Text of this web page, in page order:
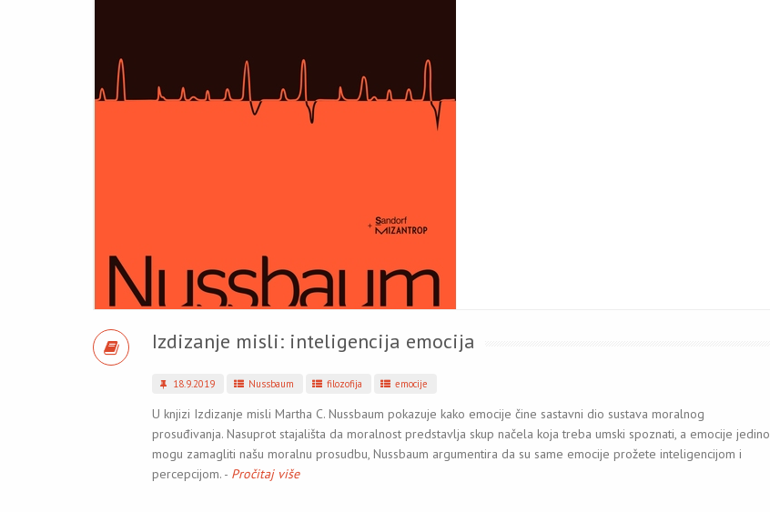
Izdizanje misli: inteligencija emocija
18.9.2019 Nussbaum filozofija emocije
U knjizi Izdizanje misli Martha C. Nussbaum pokazuje kako emocije čine sastavni dio sustava moralnog
prosuđivanja. Nasuprot stajališta da moralnost predstavlja skup načela koja treba umski spoznati, a emocije jedino
mogu zamagliti našu moralnu prosudbu, Nussbaum argumentira da su same emocije prožete inteligencijom i
percepcijom. - Pročitaj više